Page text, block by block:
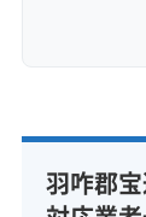
羽咋郡